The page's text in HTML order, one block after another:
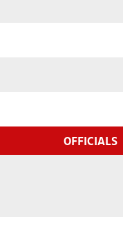
OFFICIALS